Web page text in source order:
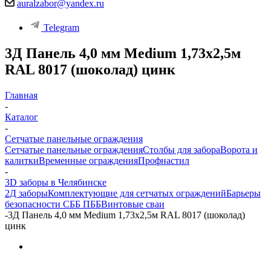
auralzabor@yandex.ru
Telegram
3Д Панель 4,0 мм Medium 1,73х2,5м
RAL 8017 (шоколад) цинк
Главная
-
Каталог
-
Сетчатые панельные ограждения
Сетчатые панельные огражденияСтолбы для забораВорота и
калиткиВременные огражденияПрофнастил
-
3D заборы в Челябинске
2Д заборыКомплектующие для сетчатых огражденийБарьеры
безопасности СББ ПББВинтовые сваи
-3Д Панель 4,0 мм Medium 1,73х2,5м RAL 8017 (шоколад)
цинк